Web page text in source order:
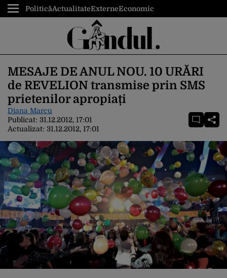
PoliticăActualitateExterneEconomic
MESAJE DE ANUL NOU. 10 URĂRI
de REVELION transmise prin SMS
prietenilor apropiați
Diana Marcu
Publicat: 31.12.2012, 17:01
Actualizat: 31.12.2012, 17:01